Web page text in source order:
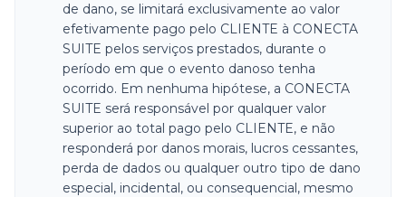
de dano, se limitará exclusivamente ao valor
efetivamente pago pelo CLIENTE à CONECTA
SUITE pelos serviços prestados, durante o
período em que o evento danoso tenha
ocorrido. Em nenhuma hipótese, a CONECTA
SUITE será responsável por qualquer valor
superior ao total pago pelo CLIENTE, e não
responderá por danos morais, lucros cessantes,
perda de dados ou qualquer outro tipo de dano
especial, incidental, ou consequencial, mesmo